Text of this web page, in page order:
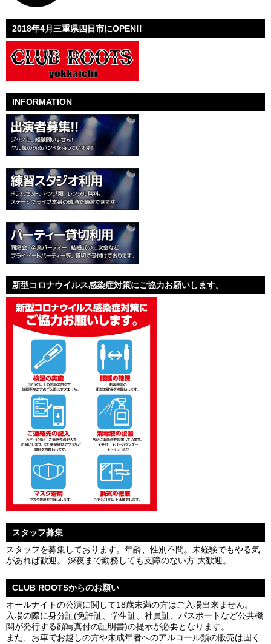
2018年4月三重県四日市にOPEN!!
INFORMATION
新型コロナウイルス感染症対策にご協力お願いします。
スタッフ募集
スタッフを募集しております。年齢、性別不問。未経験でもやる気
があれば歓迎。 深夜まで勤務しても支障のない方 大歓迎。
CLUB ROOTSからのお願い
オールナイトの公演に関して18歳未満の方はご入場出来ません。
入場の際に身分証(免許証、学生証、社員証、パスポートなど公共機
関が発行する顔写真付の証明書)の提示が必要となります。
また、お車でお越しの方や未成年者へのアルコール類の販売は固く